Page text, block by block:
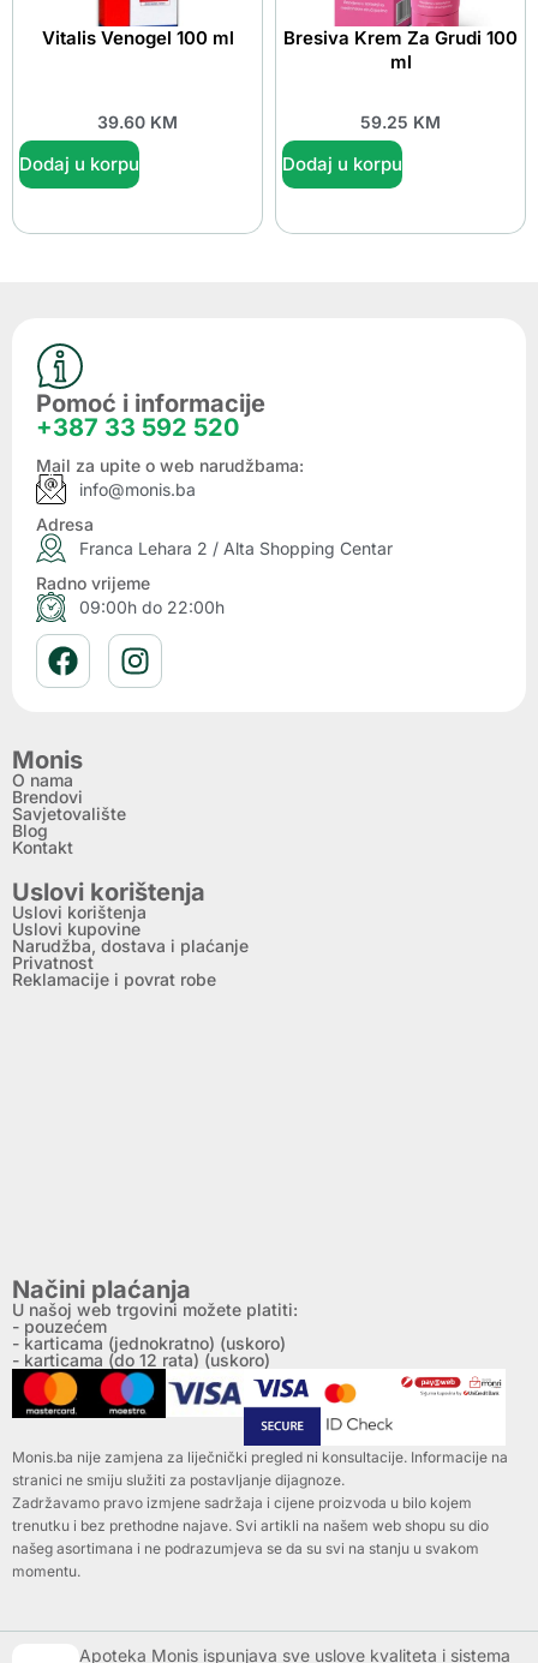
Vitalis Venogel 100 ml
39.60 KM
Dodaj u korpu
Bresiva Krem Za Grudi 100
ml
59.25 KM
Dodaj u korpu
Pomoć i informacije
+387 33 592 520
Mail za upite o web narudžbama:
info@monis.ba
Adresa
Franca Lehara 2 / Alta Shopping Centar
Radno vrijeme
09:00h do 22:00h
Monis
O nama
Brendovi
Savjetovalište
Blog
Kontakt
Uslovi korištenja
Uslovi korištenja
Uslovi kupovine
Narudžba, dostava i plaćanje
Privatnost
Reklamacije i povrat robe
Načini plaćanja
U našoj web trgovini možete platiti:
- pouzećem
- karticama (jednokratno) (uskoro)
- karticama (do 12 rata) (uskoro)
Monis.ba nije zamjena za liječnički pregled ni konsultacije. Informacije na
stranici ne smiju služiti za postavljanje dijagnoze.
Zadržavamo pravo izmjene sadržaja i cijene proizvoda u bilo kojem
trenutku i bez prethodne najave. Svi artikli na našem web shopu su dio
našeg asortimana i ne podrazumjeva se da su svi na stanju u svakom
momentu.
Apoteka Monis ispunjava sve uslove kvaliteta i sistema